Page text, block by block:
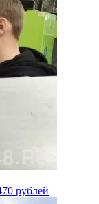
рублей